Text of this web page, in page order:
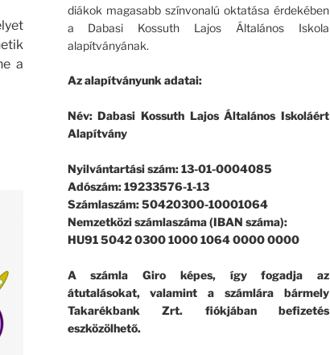
a
diákok magasabb színvonalú oktatása érdekében
a Dabasi Kossuth Lajos Általános Iskola
alapítványának.
Az alapítványunk adatai:
Név: Dabasi Kossuth Lajos Általános Iskoláért
Alapítvány
Nyilvántartási szám: 13-01-0004085
Adószám: 19233576-1-13
Számlaszám: 50420300-10001064
Nemzetközi számlaszáma (IBAN száma):
HU91 5042 0300 1000 1064 0000 0000
A számla Giro képes, így fogadja az
átutalásokat, valamint a számlára bármely
Takarékbank Zrt. fiókjában befizetés
eszközölhető.